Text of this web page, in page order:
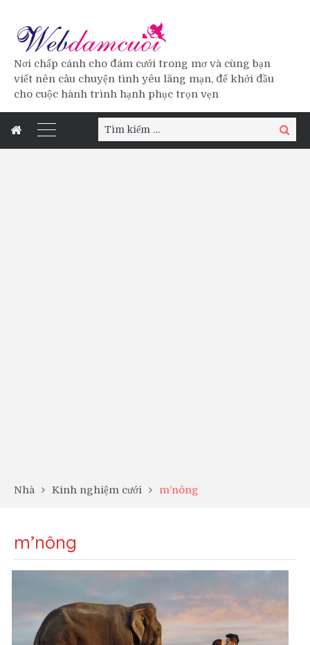
Nơi chấp cánh cho đám cưới trong mơ và cùng bạn
viết nên câu chuyện tình yêu lãng mạn, để khởi đầu
cho cuộc hành trình hạnh phục trọn vẹn
Tìm
kiếm:
Tìm
kiếm
Nhà Kinh nghiệm cưới m’nông
m’nông